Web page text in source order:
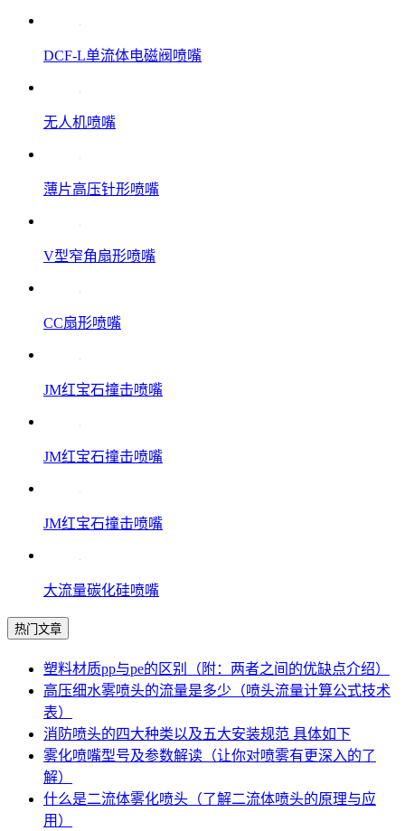
DCF-L单流体电磁阀喷嘴
无人机喷嘴
薄片高压针形喷嘴
V型窄角扇形喷嘴
CC扇形喷嘴
JM红宝石撞击喷嘴
JM红宝石撞击喷嘴
JM红宝石撞击喷嘴
大流量碳化硅喷嘴
热门文章
塑料材质pp与pe的区别（附：两者之间的优缺点介绍）
高压细水雾喷头的流量是多少（喷头流量计算公式技术
表）
消防喷头的四大种类以及五大安装规范 具体如下
雾化喷嘴型号及参数解读（让你对喷雾有更深入的了
解）
什么是二流体雾化喷头（了解二流体喷头的原理与应
用）